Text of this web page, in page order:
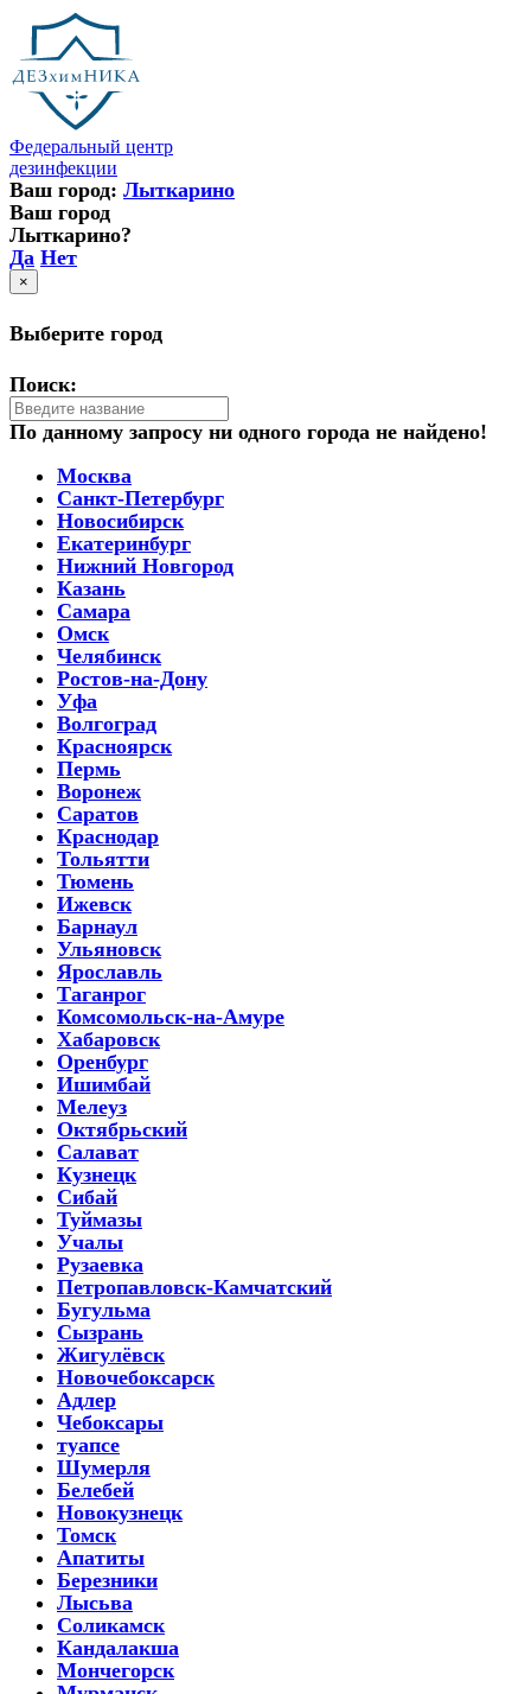
Федеральный центр
дезинфекции
Ваш город: Лыткарино
Ваш город
Лыткарино?
Да Нет
×
Выберите город
Поиск:
По данному запросу ни одного города не найдено!
Москва
Санкт-Петербург
Новосибирск
Екатеринбург
Нижний Новгород
Казань
Самара
Омск
Челябинск
Ростов-на-Дону
Уфа
Волгоград
Красноярск
Пермь
Воронеж
Саратов
Краснодар
Тольятти
Тюмень
Ижевск
Барнаул
Ульяновск
Ярославль
Таганрог
Комсомольск-на-Амуре
Хабаровск
Оренбург
Ишимбай
Мелеуз
Октябрьский
Салават
Кузнецк
Сибай
Туймазы
Учалы
Рузаевка
Петропавловск-Камчатский
Бугульма
Сызрань
Жигулёвск
Новочебоксарск
Адлер
Чебоксары
туапсе
Шумерля
Белебей
Новокузнецк
Томск
Апатиты
Березники
Лысьва
Соликамск
Кандалакша
Мончегорск